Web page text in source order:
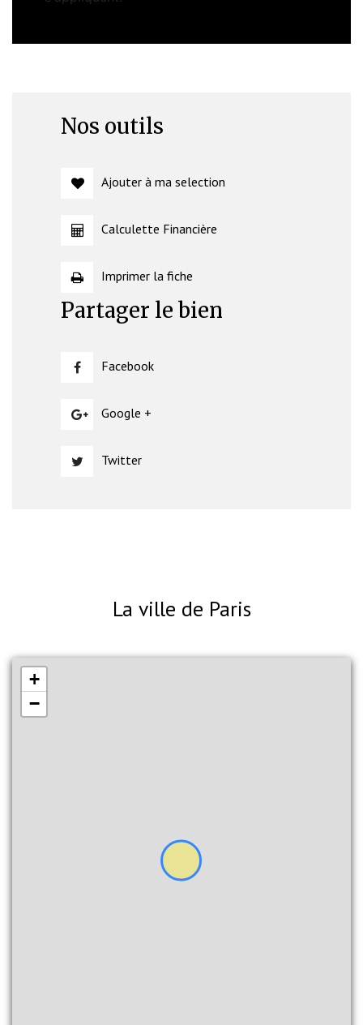
Nos outils
Ajouter à ma selection
Calculette Financière
Imprimer la fiche
Partager le bien
Facebook
Google +
Twitter
La ville de Paris
+
−